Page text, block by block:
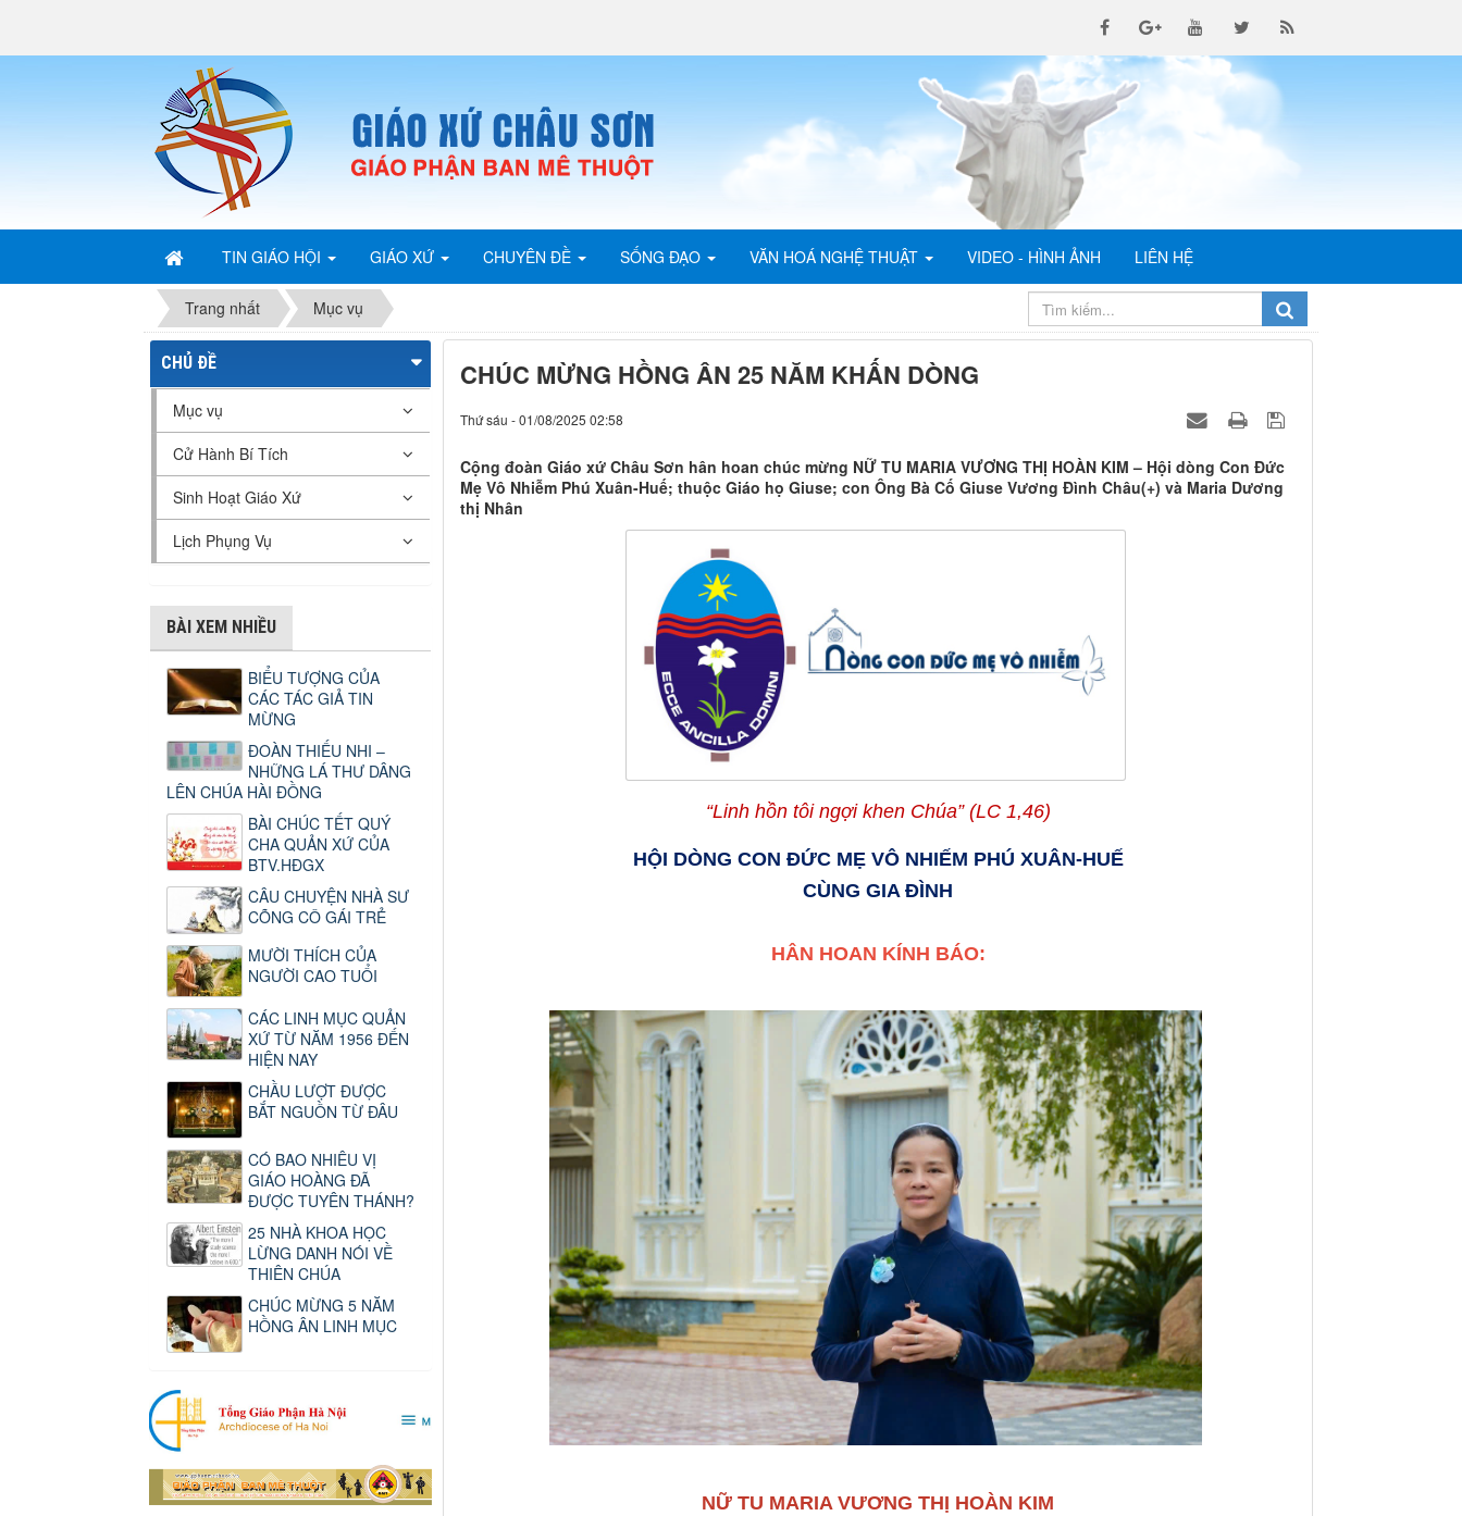
TIN GIÁO HỘI GIÁO XỨ CHUYÊN ĐỀ SỐNG ĐẠO VĂN HOÁ NGHỆ THUẬT VIDEO - HÌNH ẢNH LIÊN HỆ
Trang nhất Mục vụ
CHÚC MỪNG HỒNG ÂN 25 NĂM KHẤN DÒNG
Thứ sáu - 01/08/2025 02:58
Cộng đoàn Giáo xứ Châu Sơn hân hoan chúc mừng NỮ TU MARIA VƯƠNG THỊ HOÀN KIM – Hội dòng Con Đức
Mẹ Vô Nhiễm Phú Xuân-Huế; thuộc Giáo họ Giuse; con Ông Bà Cố Giuse Vương Đình Châu(+) và Maria Dương
thị Nhân
“Linh hồn tôi ngợi khen Chúa” (LC 1,46)
HỘI DÒNG CON ĐỨC MẸ VÔ NHIẾM PHÚ XUÂN-HUẾ
CÙNG GIA ĐÌNH
HÂN HOAN KÍNH BÁO:
NỮ TU MARIA VƯƠNG THỊ HOÀN KIM
CHỦ ĐỀ
Mục vụ
Cử Hành Bí Tích
Sinh Hoạt Giáo Xứ
Lịch Phụng Vụ
BÀI XEM NHIỀU
BIỂU TƯỢNG CỦA
CÁC TÁC GIẢ TIN
MỪNG
ĐOÀN THIẾU NHI –
NHỮNG LÁ THƯ DÂNG
LÊN CHÚA HÀI ĐỒNG
BÀI CHÚC TẾT QUÝ
CHA QUẢN XỨ CỦA
BTV.HĐGX
CÂU CHUYỆN NHÀ SƯ
CÕNG CÔ GÁI TRẺ
MƯỜI THÍCH CỦA
NGƯỜI CAO TUỔI
CÁC LINH MỤC QUẢN
XỨ TỪ NĂM 1956 ĐẾN
HIỆN NAY
CHẦU LƯỢT ĐƯỢC
BẮT NGUỒN TỪ ĐÂU
CÓ BAO NHIÊU VỊ
GIÁO HOÀNG ĐÃ
ĐƯỢC TUYÊN THÁNH?
25 NHÀ KHOA HỌC
LỪNG DANH NÓI VỀ
THIÊN CHÚA
CHÚC MỪNG 5 NĂM
HỒNG ÂN LINH MỤC